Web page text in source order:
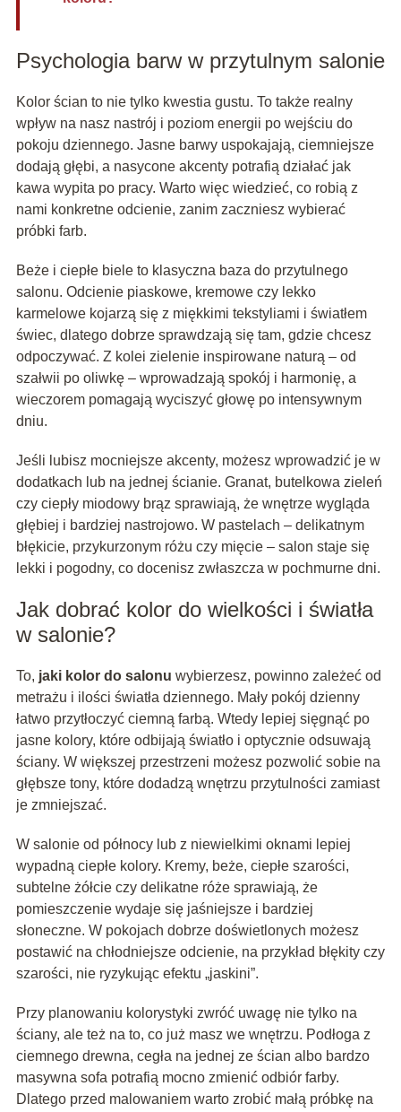
Psychologia barw w przytulnym salonie
Kolor ścian to nie tylko kwestia gustu. To także realny
wpływ na nasz nastrój i poziom energii po wejściu do
pokoju dziennego. Jasne barwy uspokajają, ciemniejsze
dodają głębi, a nasycone akcenty potrafią działać jak
kawa wypita po pracy. Warto więc wiedzieć, co robią z
nami konkretne odcienie, zanim zaczniesz wybierać
próbki farb.
Beże i ciepłe biele to klasyczna baza do przytulnego
salonu. Odcienie piaskowe, kremowe czy lekko
karmelowe kojarzą się z miękkimi tekstyliami i światłem
świec, dlatego dobrze sprawdzają się tam, gdzie chcesz
odpoczywać. Z kolei zielenie inspirowane naturą – od
szałwii po oliwkę – wprowadzają spokój i harmonię, a
wieczorem pomagają wyciszyć głowę po intensywnym
dniu.
Jeśli lubisz mocniejsze akcenty, możesz wprowadzić je w
dodatkach lub na jednej ścianie. Granat, butelkowa zieleń
czy ciepły miodowy brąz sprawiają, że wnętrze wygląda
głębiej i bardziej nastrojowo. W pastelach – delikatnym
błękicie, przykurzonym różu czy mięcie – salon staje się
lekki i pogodny, co docenisz zwłaszcza w pochmurne dni.
Jak dobrać kolor do wielkości i światła
w salonie?
To, jaki kolor do salonu wybierzesz, powinno zależeć od
metrażu i ilości światła dziennego. Mały pokój dzienny
łatwo przytłoczyć ciemną farbą. Wtedy lepiej sięgnąć po
jasne kolory, które odbijają światło i optycznie odsuwają
ściany. W większej przestrzeni możesz pozwolić sobie na
głębsze tony, które dodadzą wnętrzu przytulności zamiast
je zmniejszać.
W salonie od północy lub z niewielkimi oknami lepiej
wypadną ciepłe kolory. Kremy, beże, ciepłe szarości,
subtelne żółcie czy delikatne róże sprawiają, że
pomieszczenie wydaje się jaśniejsze i bardziej
słoneczne. W pokojach dobrze doświetlonych możesz
postawić na chłodniejsze odcienie, na przykład błękity czy
szarości, nie ryzykując efektu „jaskini”.
Przy planowaniu kolorystyki zwróć uwagę nie tylko na
ściany, ale też na to, co już masz we wnętrzu. Podłoga z
ciemnego drewna, cegła na jednej ze ścian albo bardzo
masywna sofa potrafią mocno zmienić odbiór farby.
Dlatego przed malowaniem warto zrobić małą próbkę na